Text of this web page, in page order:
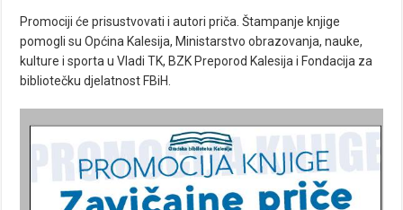
Promociji će prisustvovati i autori priča. Štampanje knjige
pomogli su Općina Kalesija, Ministarstvo obrazovanja, nauke,
kulture i sporta u Vladi TK, BZK Preporod Kalesija i Fondacija za
bibliotečku djelatnost FBiH.